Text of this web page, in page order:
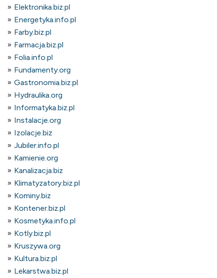
Elektronika.biz.pl
Energetyka.info.pl
Farby.biz.pl
Farmacja.biz.pl
Folia.info.pl
Fundamenty.org
Gastronomia.biz.pl
Hydraulika.org
Informatyka.biz.pl
Instalacje.org
Izolacje.biz
Jubiler.info.pl
Kamienie.org
Kanalizacja.biz
Klimatyzatory.biz.pl
Kominy.biz
Kontener.biz.pl
Kosmetyka.info.pl
Kotly.biz.pl
Kruszywa.org
Kultura.biz.pl
Lekarstwa.biz.pl